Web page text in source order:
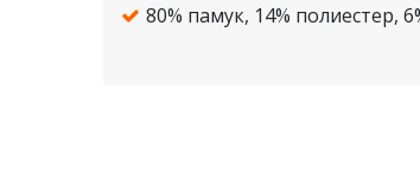
80% памук, 14% полиестер,